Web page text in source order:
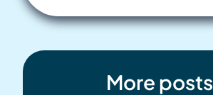
More posts